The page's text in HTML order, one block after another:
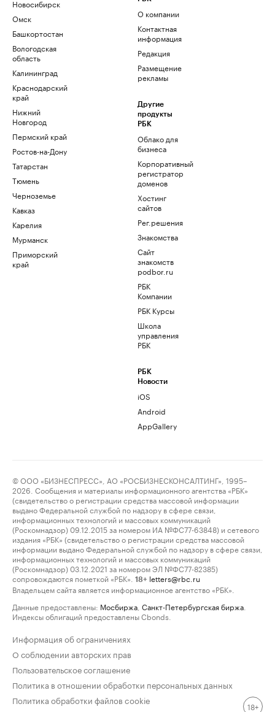
Новосибирск
Омск
Башкортостан
Вологодская
область
Калининград
Краснодарский
край
Нижний
Новгород
Пермский край
Ростов-на-Дону
Татарстан
Тюмень
Черноземье
Кавказ
Карелия
Мурманск
Приморский
край
О компании
Контактная
информация
Редакция
Размещение
рекламы
Другие
продукты
РБК
Облако для
бизнеса
Корпоративный
регистратор
доменов
Хостинг
сайтов
Рег.решения
Знакомства
Сайт
знакомств
podbor.ru
РБК
Компании
РБК Курсы
Школа
управления
РБК
РБК
Новости
iOS
Android
AppGallery
© ООО «БИЗНЕСПРЕСС», АО «РОСБИЗНЕСКОНСАЛТИНГ», 1995–
2026. Сообщения и материалы информационного агентства «РБК»
(свидетельство о регистрации средства массовой информации
выдано Федеральной службой по надзору в сфере связи,
информационных технологий и массовых коммуникаций
(Роскомнадзор) 09.12.2015 за номером ИА №ФС77-63848) и сетевого
издания «РБК» (свидетельство о регистрации средства массовой
информации выдано Федеральной службой по надзору в сфере связи,
информационных технологий и массовых коммуникаций
(Роскомнадзор) 03.12.2021 за номером ЭЛ №ФС77-82385)
сопровождаются пометкой «РБК».
18+ letters@rbc.ru
Владельцем сайта является информационное агентство «РБК».
Данные предоставлены: Мосбиржа Санкт-Петербургская биржа
Индексы облигаций предоставлены Cbonds.
Информация об ограничениях
О соблюдении авторских прав
Пользовательское соглашение
Политика в отношении обработки персональных данных
Политика обработки файлов cookie
18+